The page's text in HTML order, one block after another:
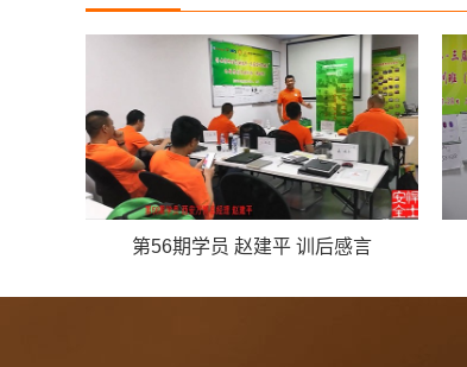
第56期学员 赵建平 训后感言